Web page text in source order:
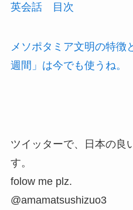
英会話 目次
メソポタミア文明の特徴
週間」は今でも使うね。
ツイッターで、日本の良
す。
folow me plz.
@amamatsushizuo3